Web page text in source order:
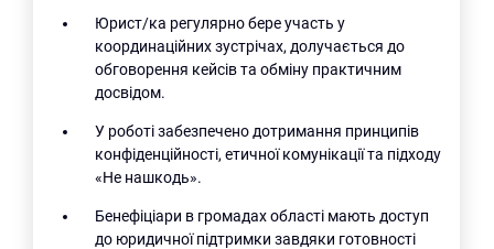
Юрист/ка регулярно бере участь у
координаційних зустрічах, долучається до
обговорення кейсів та обміну практичним
досвідом.
У роботі забезпечено дотримання принципів
конфіденційності, етичної комунікації та підходу
«Не нашкодь».
Бенефіціари в громадах області мають доступ
до юридичної підтримки завдяки готовності